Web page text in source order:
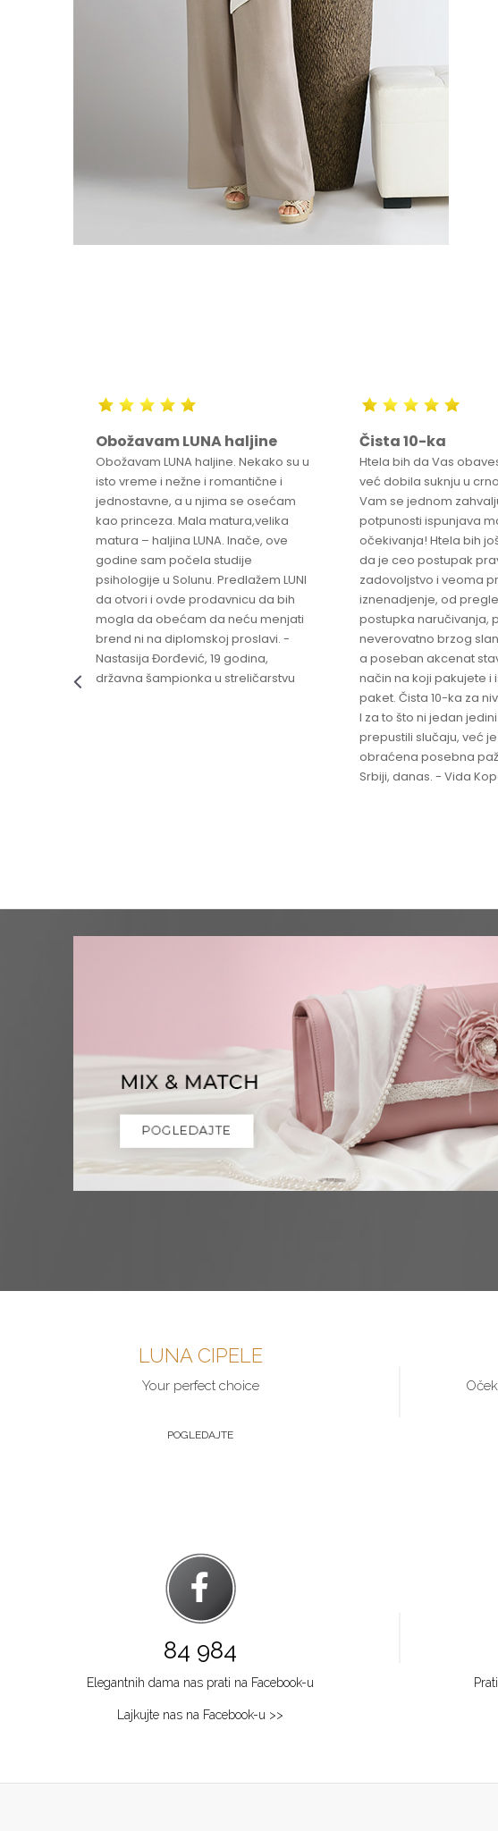
Obožavam LUNA haljine
Obožavam LUNA haljine. Nekako su u
isto vreme i nežne i romantične i
jednostavne, a u njima se osećam
kao princeza. Mala matura,velika
matura – haljina LUNA. Inače, ove
godine sam počela studije
psihologije u Solunu. Predlažem LUNI
da otvori i ovde prodavnicu da bih
mogla da obećam da neću menjati
brend ni na diplomskoj proslavi. -
Nastasija Đorđević, 19 godina,
državna šampionka u streličarstvu
Čista 10-ka
Htela bih da Vas
već dobila suknju u
Vam se jednom
potpunosti ispunjava
očekivanja! Htela bih
da je ceo postupak
zadovoljstvo i veoma
iznenadjenje, od
postupka naručivanja,
neverovatno brzog
a poseban akcenat
način na koji pakujete i
paket. Čista 10-ka za
I za to što ni jedan
prepustili slučaju, već
obraćena posebna
Srbiji, danas. - Vida
LUNA CIPELE
Your perfect choice
POGLEDAJTE
84 984
Elegantnih dama nas prati na Facebook-u
Lajkujte nas na Facebook-u >>